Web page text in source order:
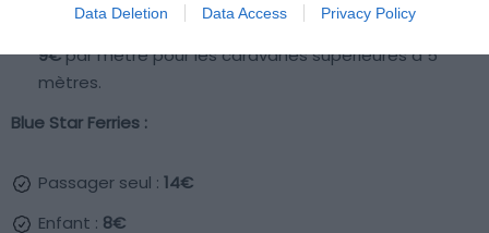
Data Deletion Data Access Privacy Policy
par mètre en dessous de 5 mètres,
9€par mètre pour les caravanes supérieures à 5
mètres.
Blue Star Ferries :
Passager seul : 14€
Enfant : 8€